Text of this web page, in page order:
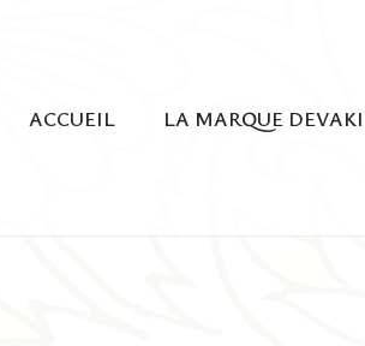
ACCUEIL LA MARQUE DEVAKI